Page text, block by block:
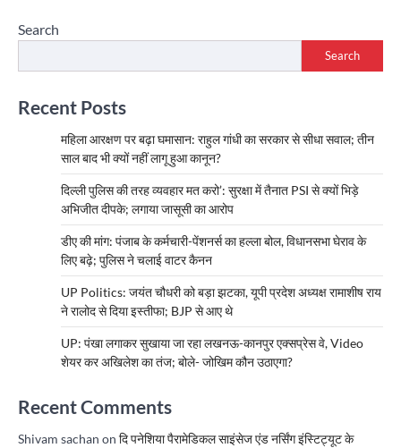
Search
Search
Recent Posts
महिला आरक्षण पर बढ़ा घमासान: राहुल गांधी का सरकार से सीधा सवाल; तीन
साल बाद भी क्यों नहीं लागू हुआ कानून?
दिल्ली पुलिस की तरह व्यवहार मत करो’: सुरक्षा में तैनात PSI से क्यों भिड़े
अभिजीत दीपके; लगाया जासूसी का आरोप
डीए की मांग: पंजाब के कर्मचारी-पेंशनर्स का हल्ला बोल, विधानसभा घेराव के
लिए बढ़े; पुलिस ने चलाई वाटर कैनन
UP Politics: जयंत चौधरी को बड़ा झटका, यूपी प्रदेश अध्यक्ष रामाशीष राय
ने रालोद से दिया इस्तीफा; BJP से आए थे
UP: पंखा लगाकर सुखाया जा रहा लखनऊ-कानपुर एक्सप्रेस वे, Video
शेयर कर अखिलेश का तंज; बोले- जोखिम कौन उठाएगा?
Recent Comments
Shivam sachan on दि पनेशिया पैरामेडिकल साइंसेज एंड नर्सिंग इंस्टिट्यूट के